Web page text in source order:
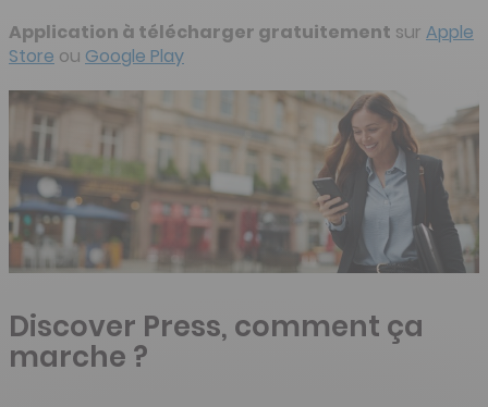
Application à télécharger gratuitement sur Apple
Store ou Google Play
Discover Press, comment ça
marche ?